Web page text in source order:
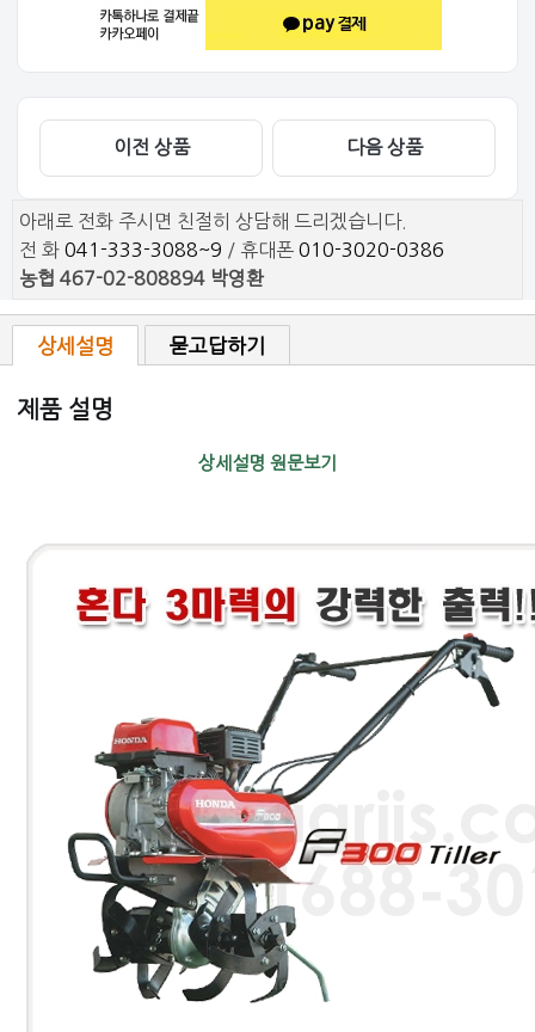
이전 상품 다음 상품
아래로 전화 주시면 친절히 상담해 드리겠습니다.
전 화 041-333-3088~9 / 휴대폰 010-3020-0386
농협 467-02-808894 박영환
상세설명 묻고답하기
제품 설명
상세설명 원문보기